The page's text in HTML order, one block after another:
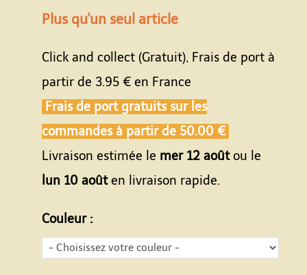
Plus qu'un seul article
Click and collect (Gratuit), Frais de port à
partir de 3.95 € en France
Frais de port gratuits sur les
commandes à partir de 50.00 €
Livraison estimée le mer 12 aoûtou le
lun 10 aoûten livraison rapide.
Couleur :